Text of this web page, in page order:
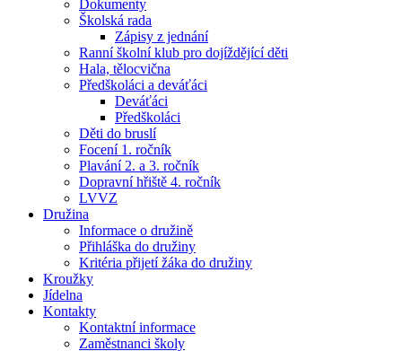
Dokumenty
Školská rada
Zápisy z jednání
Ranní školní klub pro dojíždějící děti
Hala, tělocvična
Předškoláci a deváťáci
Deváťáci
Předškoláci
Děti do bruslí
Focení 1. ročník
Plavání 2. a 3. ročník
Dopravní hřiště 4. ročník
LVVZ
Družina
Informace o družině
Přihláška do družiny
Kritéria přijetí žáka do družiny
Kroužky
Jídelna
Kontakty
Kontaktní informace
Zaměstnanci školy